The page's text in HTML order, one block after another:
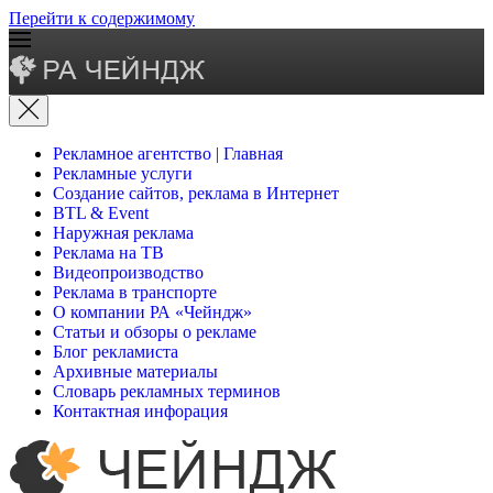
Перейти к содержимому
Рекламное агентство | Главная
Рекламные услуги
Создание сайтов, реклама в Интернет
BTL & Event
Наружная реклама
Реклама на ТВ
Видеопроизводство
Реклама в транспорте
О компании РА «Чейндж»
Статьи и обзоры о рекламе
Блог рекламиста
Архивные материалы
Словарь рекламных терминов
Контактная инфорация